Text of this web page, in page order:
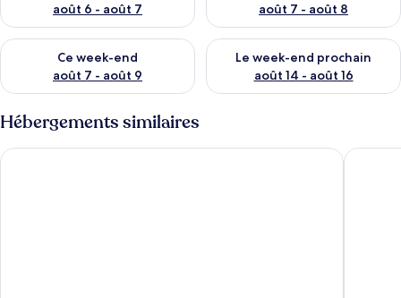
août 6 - août 7
août 7 - août 8
Ce week-end
août 7 - août 9
Vérifier la disponibilité pour ce week-end août 7 - août 9
Le week-end prochain
août 14 - août 16
Vérifier la disponibilité pour
Hébergements similaires
The Coach and Horses